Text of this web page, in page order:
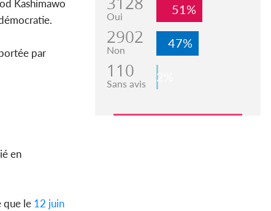
Kashimawo
par
en
que le 12 juin
Oui 51%
2902
Non 47%
110
Sans avis 2%